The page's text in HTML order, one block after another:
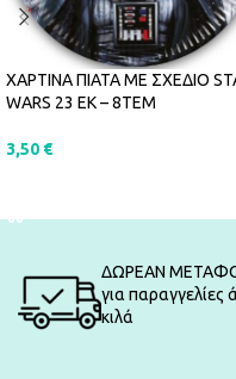
ΧΑΡΤΙΝΑ ΠΙΑΤΑ ΜΕ ΣΧΕΔΙΟ
WARS 23 ΕΚ – 8ΤΕΜ
3,50 €
ΔΩΡΕΑΝ
για
κιλά